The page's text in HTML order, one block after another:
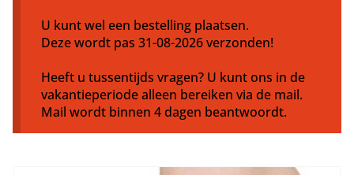
U kunt wel een bestelling plaatsen.
Deze wordt pas 31-08-2026 verzonden!
Heeft u tussentijds vragen? U kunt ons in de
vakantieperiode alleen bereiken via de mail.
Mail wordt binnen 4 dagen beantwoordt.